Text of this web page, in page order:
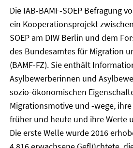
Die IAB-BAMF-SOEP Befragung
ein Kooperationsprojekt
SOEP am DIW Berlin und dem
des Bundesamtes für Migration
(BAMF-FZ). Sie enthält
Asylbewerberinnen und
sozio-ökonomischen
Migrationsmotive und -wege,
früher und heute und ihre Werte
Die erste Welle wurde 2016